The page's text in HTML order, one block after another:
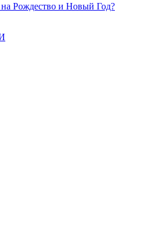
Рождество и Новый Год?